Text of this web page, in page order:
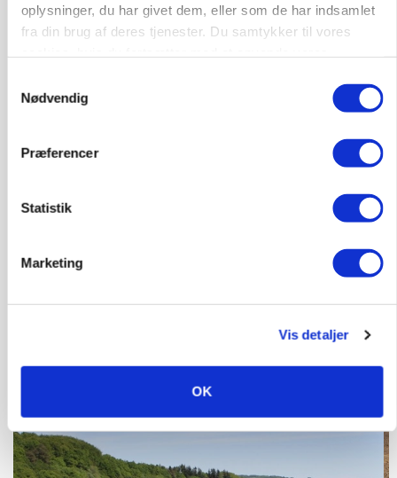
oplysninger, du har givet dem, eller som de har indsamlet
fra din brug af deres tjenester. Du samtykker til vores
Nødvendig
Præferencer
Statistik
Marketing
Vis detaljer
OK
protestgruppe vil demonstrere mod ny
Loading...